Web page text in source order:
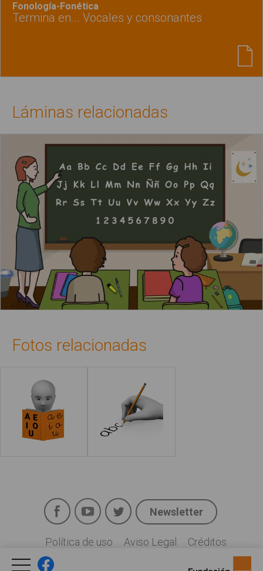
Fonología-Fonética
Termina en... Vocales y consonantes
Láminas relacionadas
Fotos relacionadas
Social
FacebookYouTubeTwitter
Newsletter
Legal
Política de uso Aviso Legal Créditos